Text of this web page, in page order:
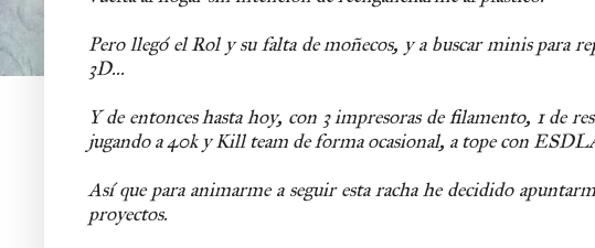
Pero llegó el Rol y su falta de moñecos, y a buscar minis para
3D...
Y de entonces hasta hoy, con 3 impresoras de filamento, 1
jugando a 40k y Kill team de forma ocasional, a tope con
Así que para animarme a seguir esta racha he decidido
proyectos.